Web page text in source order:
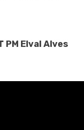
PM Elval Alves